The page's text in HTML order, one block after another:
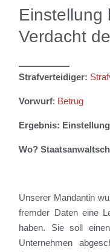
Einstellung
Verdacht
Strafverteidiger:
Vorwurf: Betrug
Ergebnis: Einstellung
Wo?
Unserer Mandantin
fremder Daten eine
haben. Siesoll
Unternehmen